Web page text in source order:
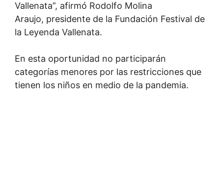
Vallenata”, afirmó Rodolfo Molina
Araujo, presidente de la Fundación Festival de
la Leyenda Vallenata.
En esta oportunidad no participarán
categorías menores por las restricciones que
tienen los niños en medio de la pandemia.